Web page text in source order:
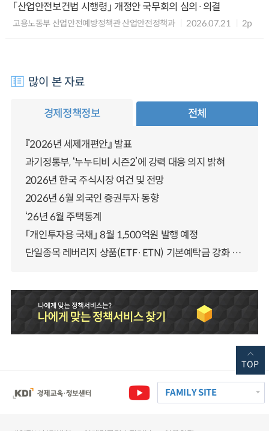
「산업안전보건법 시행령」 개정안 국무회의 심의·의결
고용노동부 산업안전예방정책관 산업안전정책과 2026.07.21 2p
많이 본 자료
경제정책정보 전체
『2026년 세제개편안』 발표
과기정통부, ‘누누티비 시즌2’에 강력 대응 의지 밝혀
2026년 한국 주식시장 여건 및 전망
2026년 6월 외국인 증권투자 동향
‘26년 6월 주택통계
「개인투자용 국채」 8월 1,500억원 발행 예정
단일종목 레버리지 상품(ETF·ETN) 기본예탁금 강화 조기시행 방안 안내
FAMILY SITE
TOP